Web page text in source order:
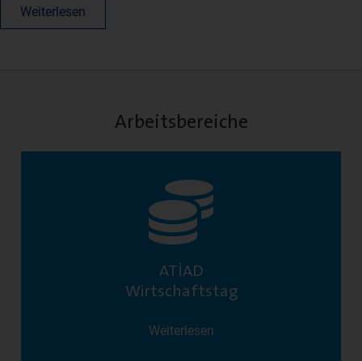
Weiterlesen
Arbeitsbereiche
ATİAD
Wirtschaftstag
Weiterlesen